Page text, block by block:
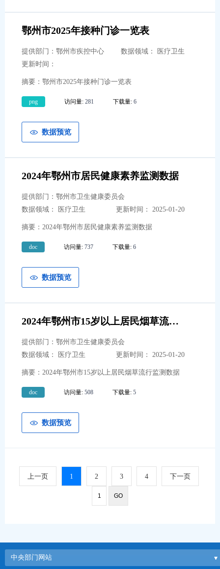
鄂州市2025年接种门诊一览表
提供部门：鄂州市疾控中心
数据领域： 医疗卫生
更新时间：
摘要：鄂州市2025年接种门诊一览表
png 访问量: 281 下载量: 6
数据预览
2024年鄂州市居民健康素养监测数据
提供部门：鄂州市卫生健康委员会
数据领域： 医疗卫生
更新时间： 2025-01-20
摘要：2024年鄂州市居民健康素养监测数据
doc 访问量: 737 下载量: 6
数据预览
2024年鄂州市15岁以上居民烟草流行监测数据
提供部门：鄂州市卫生健康委员会
数据领域： 医疗卫生
更新时间： 2025-01-20
摘要：2024年鄂州市15岁以上居民烟草流行监测数据
doc 访问量: 508 下载量: 5
数据预览
上一页 1 2 3 4 下一页
中央部门网站